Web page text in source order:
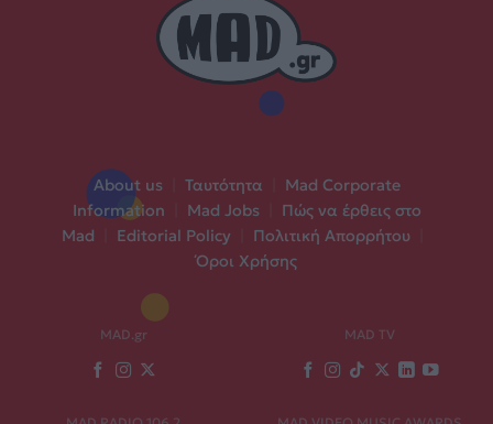
About us Ταυτότητα
Mad Corporate
Information
Mad Jobs
Πώς να έρθεις στο
Mad
Editorial Policy Πολιτική Απορρήτου
Όροι Χρήσης
MAD.gr MAD TV